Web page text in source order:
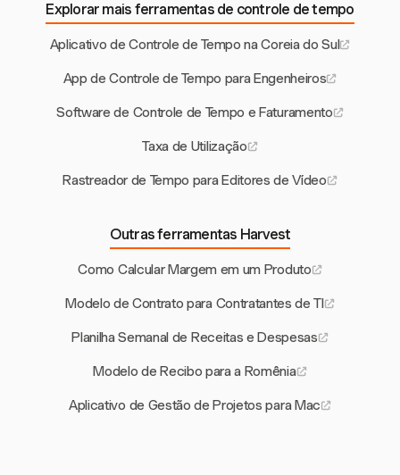
Explorar mais ferramentas de controle de tempo
Aplicativo de Controle de Tempo na Coreia do Sul
App de Controle de Tempo para Engenheiros
Software de Controle de Tempo e Faturamento
Taxa de Utilização
Rastreador de Tempo para Editores de Vídeo
Outras ferramentas Harvest
Como Calcular Margem em um Produto
Modelo de Contrato para Contratantes de TI
Planilha Semanal de Receitas e Despesas
Modelo de Recibo para a Romênia
Aplicativo de Gestão de Projetos para Mac